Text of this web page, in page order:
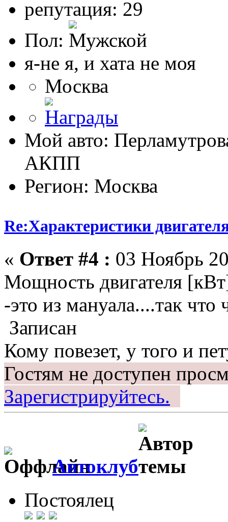
репутация: 29
Пол:
я-не я, и хата не моя
Москва
Мой авто:
АКПП
Регион: Москва
Re:Характеристики
« Ответ #4 : 03 Ноябрь
Мощность двигателя
-это из мануала....так что
Записан
Кому повезет, у того и
Гостям не доступен
Зарегистрируйтесь.
Автоклуб
Постоялец